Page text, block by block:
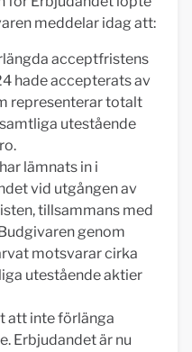
meddelar idag att:
acceptfristens
hade accepterats av
representerar totalt
utestående
lämnats in i
vid utgången av
tillsammans med
genom
motsvarar cirka
utestående aktier
att inte förlänga
Erbjudandet är nu